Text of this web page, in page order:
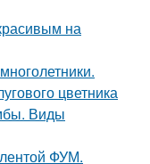
на
цветника
Виды
ФУМ.